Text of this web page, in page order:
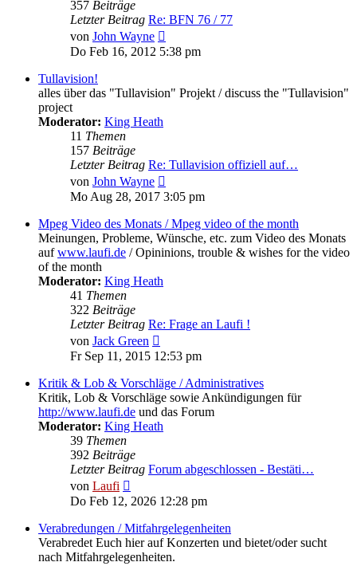
357 Beiträge
Letzter Beitrag Re: BFN 76 / 77
von John Wayne
Beitrag
Do Feb 16, 2012 5:38 pm
Tullavision!
alles über das "Tullavision" Projekt / discuss the "Tullavision"
project
Moderator: King Heath
11 Themen
157 Beiträge
Letzter Beitrag Re: Tullavision offiziell auf…
von John Wayne
Beitrag
Mo Aug 28, 2017 3:05 pm
Mpeg Video des Monats / Mpeg video of the month
Meinungen, Probleme, Wünsche, etc. zum Video des Monats
aufwww.laufi.de / Opininions, trouble & wishes for the video
of the month
Moderator: King Heath
41 Themen
322 Beiträge
Letzter Beitrag Re: Frage an Laufi !
von Jack Green
Beitrag
Fr Sep 11, 2015 12:53 pm
Kritik & Lob & Vorschläge / Administratives
Kritik, Lob & Vorschläge sowie Ankündigungen für
http://www.laufi.de und das Forum
Moderator: King Heath
39 Themen
392 Beiträge
Letzter Beitrag Forum abgeschlossen - Bestäti…
von Laufi
Beitrag
Do Feb 12, 2026 12:28 pm
Verabredungen / Mitfahrgelegenheiten
Verabredet Euch hier auf Konzerten und bietet/oder sucht
nach Mitfahrgelegenheiten.